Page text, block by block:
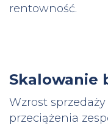
rentowność.
Skalowanie
Wzrost
przeciążenia